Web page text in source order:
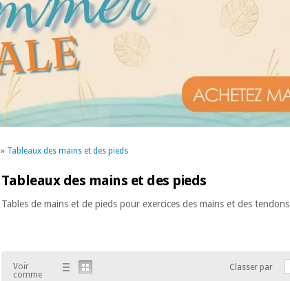
» Tableaux des mains et des pieds
Tableaux des mains et des pieds
Tables de mains et de pieds pour exercices des mains et des tendons
Voir
comme
Classer par